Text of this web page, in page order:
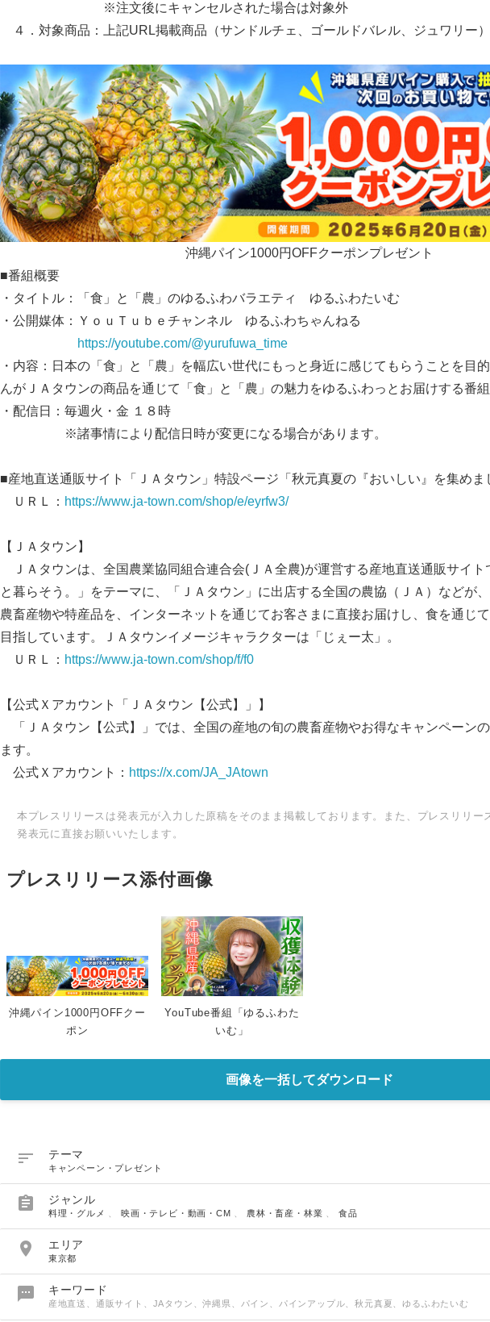
※注文後にキャンセルされた場合は対象外
４．対象商品：上記URL掲載商品（サンドルチェ、ゴールドバレル、ジュワリー）
沖縄パイン1000円OFFクーポンプレゼント
■番組概要
・タイトル：「食」と「農」のゆるふわバラエティ ゆるふわたいむ
・公開媒体：ＹｏｕＴｕｂｅチャンネル ゆるふわちゃんねる
https://youtube.com/@yurufuwa_time
・内容：日本の「食」と「農」を幅広い世代にもっと身近に感じてもらうことを目
んがＪＡタウンの商品を通じて「食」と「農」の魅力をゆるふわっとお届けする番
・配信日：毎週火・金 １８時
※諸事情により配信日時が変更になる場合があります。
■産地直送通販サイト「ＪＡタウン」特設ページ「秋元真夏の『おいしい』を集めま
ＵＲＬ： https://www.ja-town.com/shop/e/eyrfw3/
【ＪＡタウン】
ＪＡタウンは、全国農業協同組合連合会(ＪＡ全農)が運営する産地直送通販サイト
と暮らそう。」をテーマに、「ＪＡタウン」に出店する全国の農協（ＪＡ）などが
農畜産物や特産品を、インターネットを通じてお客さまに直接お届けし、食を通じ
目指しています。ＪＡタウンイメージキャラクターは「じぇー太」。
ＵＲＬ： https://www.ja-town.com/shop/f/f0
【公式Ｘアカウント「ＪＡタウン【公式】」】
「ＪＡタウン【公式】」では、全国の産地の旬の農畜産物やお得なキャンペーン
ます。
公式Ｘアカウント： https://x.com/JA_JAtown
本プレスリリースは発表元が入力した原稿をそのまま掲載しております。また、プレスリリー
発表元に直接お願いいたします。
プレスリリース添付画像
沖縄パイン1000円OFFクー
ポン
YouTube番組「ゆるふわた
いむ」
画像を一括してダウンロード
 テーマ
キャンペーン・プレゼント
 ジャンル
料理・グルメ 、映画・テレビ・動画・CM 農林・畜産・林業 食品
 エリア
東京都
 キーワード
産地直送、通販サイト、JAタウン、沖縄県、パイン、パインアップル、秋元真夏、ゆるふわたいむ
Japanese